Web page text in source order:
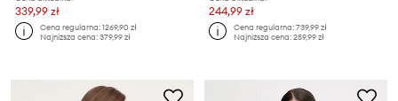
339,99 zł
Cena regularna:1269,90 zł
Najniższa cena:379,99 zł
244,99 zł
Cena regularna:739,99 zł
Najniższa cena:259,99 zł